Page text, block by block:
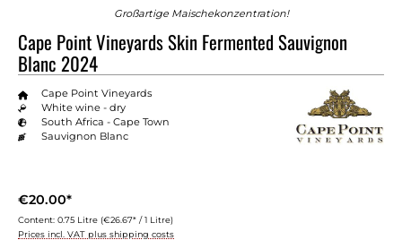
Großartige Maischekonzentration!
Cape Point Vineyards Skin Fermented Sauvignon
Blanc 2024
Cape Point Vineyards
White wine - dry
South Africa - Cape Town
Sauvignon Blanc
€20.00*
Content: 0.75 Litre (€26.67* / 1 Litre)
Prices incl. VAT plus shipping costs